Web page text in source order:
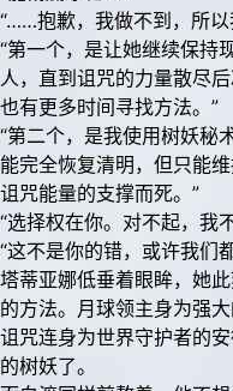
“……抱歉，我做不到，所
“第一个，是让她继续保持
人，直到诅咒的力量散尽
也有更多时间寻找方法。”
“第二个，是我使用树妖秘
能完全恢复清明，但只能
诅咒能量的支撑而死。”
“选择权在你。对不起，我
“这不是你的错，或许我们
塔蒂亚娜低垂着眼眸，她
的方法。月球领主身为强
诅咒连身为世界守护者的
的树妖了。